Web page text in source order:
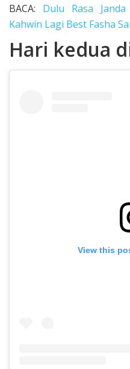
BACA: Dulu Rasa
Kahwin Lagi Best Fasha
Hari kedua
View this